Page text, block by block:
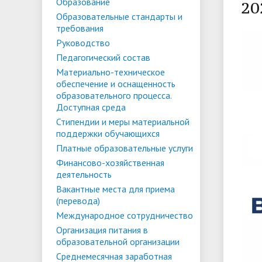
Материально-техническое
обеспечение и оснащенность
образовательного процесса.
Доступная среда
Среднемесячная заработная плата
ректора, проректоров и главного
бухгалтера
Конкурсы и вакансии
Проекты, гранты и конкурсы
Меры
Условия обучения инвалидов и лиц
с ОВЗ
Патриотический клуб ФГБОУ ВО
«АнГТУ»
Конкурсные списки
Списки зачисленных
Образовательные стандарты и
требования
Руководство
Педагогический состав
Материально-техническое
обеспечение и оснащенность
образовательного процесса.
Доступная среда
Стипендии и меры материальной
поддержки обучающихся
Платные образовательные услуги
Финансово-хозяйственная
деятельность
Вакантные места для приема
(перевода)
Международное сотрудничество
Организация питания в
образовательной организации
Среднемесячная заработная